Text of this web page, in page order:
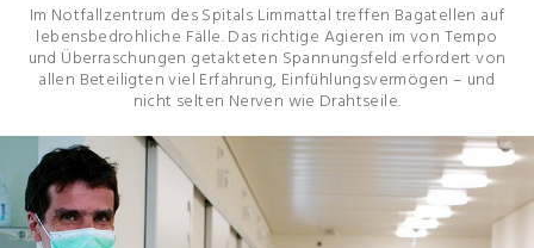
Im Notfallzentrum des Spitals Limmattal treffen Bagatellen auf
lebensbedrohliche Fälle. Das richtige Agieren im von Tempo
und Überraschungen getakteten Spannungsfeld erfordert von
allen Beteiligten viel Erfahrung, Einfühlungsvermögen – und
nicht selten Nerven wie Drahtseile.